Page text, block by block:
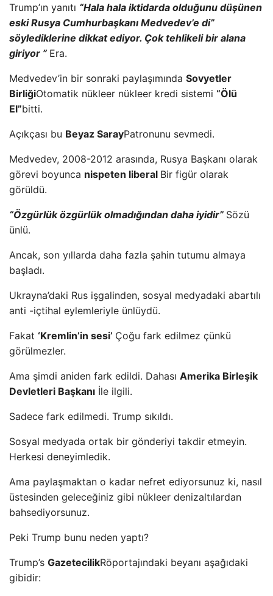
Trump’ın yanıtı “Hala hala iktidarda olduğunu düşünen
eski Rusya Cumhurbaşkanı Medvedev’e di”
söylediklerine dikkat ediyor. Çok tehlikeli bir alana
giriyor ” Era.
Medvedev’in bir sonraki paylaşımında Sovyetler
BirliğiOtomatik nükleer nükleer kredi sistemi “Ölü
El”bitti.
Açıkçası bu Beyaz SarayPatronunu sevmedi.
Medvedev, 2008-2012 arasında, Rusya Başkanı olarak
görevi boyunca nispeten liberal Bir figür olarak
görüldü.
“Özgürlük özgürlük olmadığından daha iyidir” Sözü
ünlü.
Ancak, son yıllarda daha fazla şahin tutumu almaya
başladı.
Ukrayna’daki Rus işgalinden, sosyal medyadaki abartılı
anti -içtihal eylemleriyle ünlüydü.
Fakat ‘Kremlin’in sesi’ Çoğu fark edilmez çünkü
görülmezler.
Ama şimdi aniden fark edildi. Dahası Amerika Birleşik
Devletleri Başkanı İle ilgili.
Sadece fark edilmedi. Trump sıkıldı.
Sosyal medyada ortak bir gönderiyi takdir etmeyin.
Herkesi deneyimledik.
Ama paylaşmaktan o kadar nefret ediyorsunuz ki, nasıl
üstesinden geleceğiniz gibi nükleer denizaltılardan
bahsediyorsunuz.
Peki Trump bunu neden yaptı?
Trump’s GazetecilikRöportajındaki beyanı aşağıdaki
gibidir: